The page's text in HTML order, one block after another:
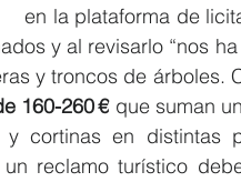
en la plataforma de
y al revisarlo “nos
y troncos de árboles.
160-260 € que suman
cortinas en distintas
reclamo turístico